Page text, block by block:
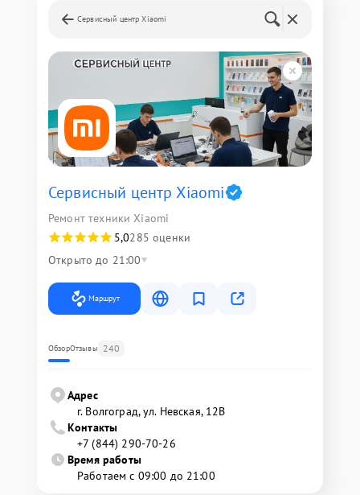
Сервисный центр Xiaomi
Сервисный центр Xiaomi
Ремонт техники Xiaomi
5,0285 оценки
Открыто до 21:00
Маршрут
ОбзорОтзывы 240
Адрес
г. Волгоград, ул. Невская, 12В
Контакты
+7 (844) 290-70-26
Время работы
Работаем с 09:00 до 21:00